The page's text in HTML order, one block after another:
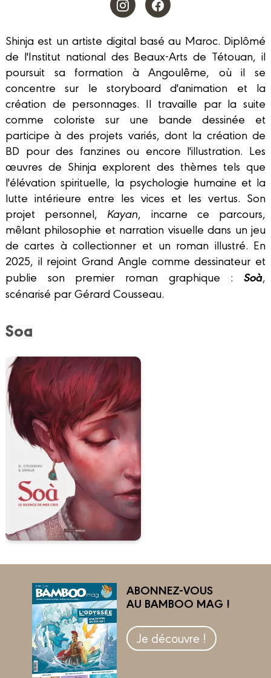
Shinja est un artiste digital basé au Maroc. Diplômé
de l'Institut national des Beaux-Arts de Tétouan, il
poursuit sa formation à Angoulême, où il se
concentre sur le storyboard d'animation et la
création de personnages. Il travaille par la suite
comme coloriste sur une bande dessinée et
participe à des projets variés, dont la création de
BD pour des fanzines ou encore l'illustration. Les
œuvres de Shinja explorent des thèmes tels que
l'élévation spirituelle, la psychologie humaine et la
lutte intérieure entre les vices et les vertus. Son
projet personnel, Kayan, incarne ce parcours,
mêlant philosophie et narration visuelle dans un jeu
de cartes à collectionner et un roman illustré. En
2025, il rejoint Grand Angle comme dessinateur et
publie son premier roman graphique :Soà,
scénarisé par Gérard Cousseau.
Soa
ABONNEZ-VOUS
AU BAMBOO MAG !
Je découvre !